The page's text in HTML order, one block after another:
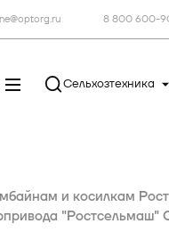
8 800 600-
Сельхозтехника
и косилкам
"Ростсельмаш"